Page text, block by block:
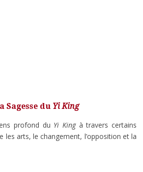
Sagesse du Yi King
profond du Yi Kingà travers certains
les arts, le changement, l’opposition et la